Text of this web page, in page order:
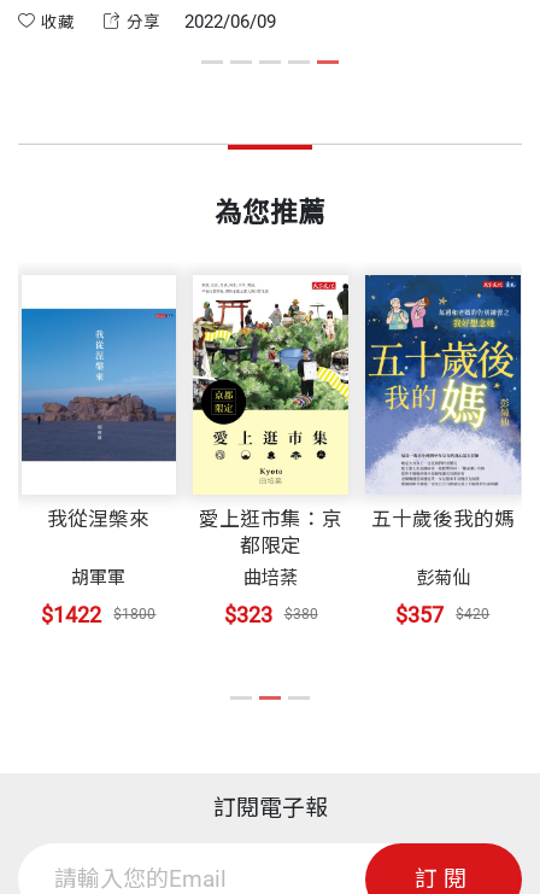
重量 551
者與組織如何自我超越，審視生命價值與追求的真理，此書應
織群體在危機時，不再那麼短淺，能把眼光放在所選擇的追求
收藏 分享 2022/06/09
為您推薦
我從涅槃來
胡軍軍
$1422 $1800
愛上逛市集：京
都限定
曲培棻
$323 $380
五十歲後我的媽
彭菊仙
$357 $420
訂閱電子報
訂閱